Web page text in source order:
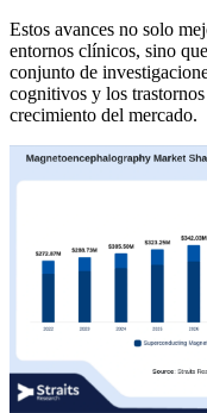
Estos avances no solo
entornos clínicos, sino
conjunto de
cognitivos y los
crecimiento del mercado.